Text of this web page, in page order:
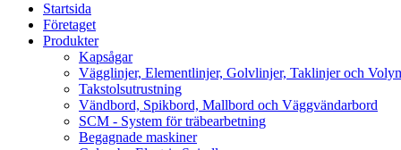
Startsida
Företaget
Produkter
Kapsågar
Vägglinjer, Elementlinjer, Golvlinjer, Taklinjer och
Takstolsutrustning
Vändbord, Spikbord, Mallbord och Väggvändarbord
SCM - System för träbearbetning
Begagnade maskiner